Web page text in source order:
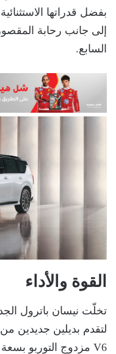
بفضل قدراتها
إلى جانب رحابة
السابع.
القوة والأداء
لتقدم بديلين جديدين